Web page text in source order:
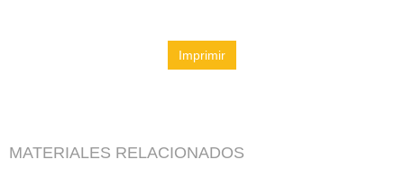
Imprimir
MATERIALES RELACIONADOS